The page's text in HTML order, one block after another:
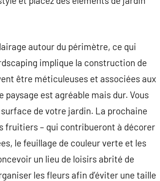
autour du périmètre, ce qui
implique la construction de
être méticuleuses et associées aux
paysage est agréable mais dur. Vous
surface de votre jardin. La prochaine
fruitiers – qui contribueront à décorer
le feuillage de couleur verte et les
un lieu de loisirs abrité de
les fleurs afin d’éviter une taille